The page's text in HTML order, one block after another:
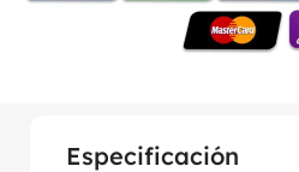
Especificación